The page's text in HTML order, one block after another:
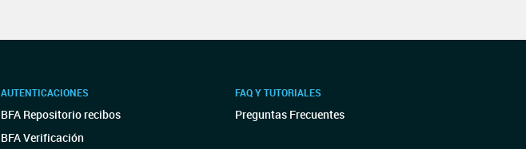
AUTENTICACIONES
BFA Repositorio recibos
BFA Verificación
FAQ Y TUTORIALES
Preguntas Frecuentes